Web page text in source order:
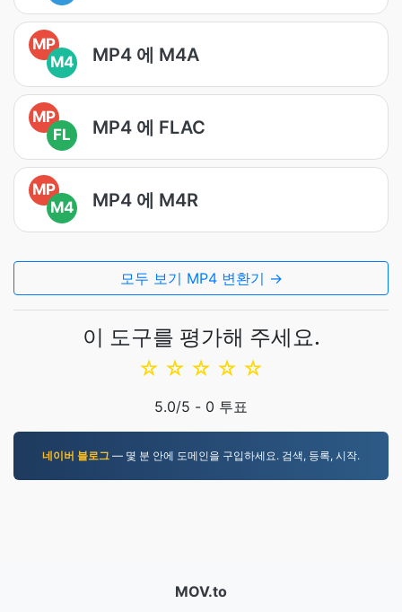
MP
M4
MP4 에 M4A
MP
FL
MP4 에 FLAC
MP
M4
MP4 에 M4R
모두 보기 MP4 변환기 →
이 도구를 평가해 주세요.
☆
☆
☆
☆
☆
5.0/5 - 0 투표
네이버 블로그 — 몇 분 안에 도메인을 구입하세요. 검색, 등록, 시작.
MOV.to